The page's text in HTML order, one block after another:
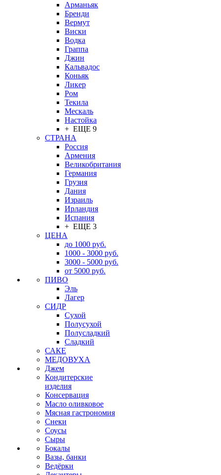
Арманьяк
Бренди
Вермут
Виски
Водка
Граппа
Джин
Кальвадос
Коньяк
Ликер
Ром
Текила
Мескаль
Настойка
+ ЕЩЕ 9
СТРАНА
Россия
Армения
Великобритания
Германия
Грузия
Дания
Израиль
Ирландия
Испания
+ ЕЩЕ 3
ЦЕНА
до 1000 руб.
1000 - 3000 руб.
3000 - 5000 руб.
от 5000 руб.
ПИВО
Эль
Лагер
СИДР
Сухой
Полусухой
Полусладкий
Сладкий
САКЕ
МЕДОВУХА
Джем
Кондитерские
изделия
Консервация
Масло оливковое
Мясная гастрономия
Снеки
Соусы
Сыры
Бокалы
Вазы, банки
Ведёрки